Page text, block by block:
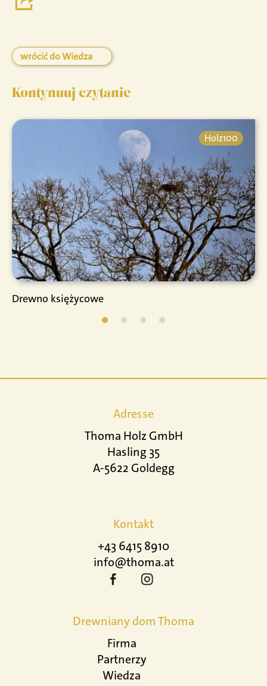
wrócić do Wiedza
Kontynuuj czytanie
Holz100
Drewno księżycowe
Adresse
Thoma Holz GmbH
Hasling 35
A-5622 Goldegg
Kontakt
+43 6415 8910
info@thoma.at
Drewniany dom Thoma
Firma
Partnerzy
Wiedza